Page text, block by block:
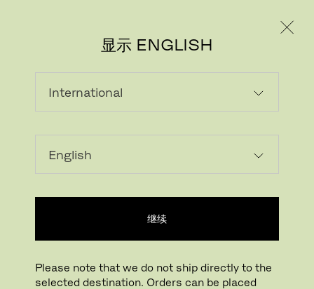
显示 ENGLISH
继续
Please note that we do not ship directly to the
selected destination. Orders can be placed
载入中...